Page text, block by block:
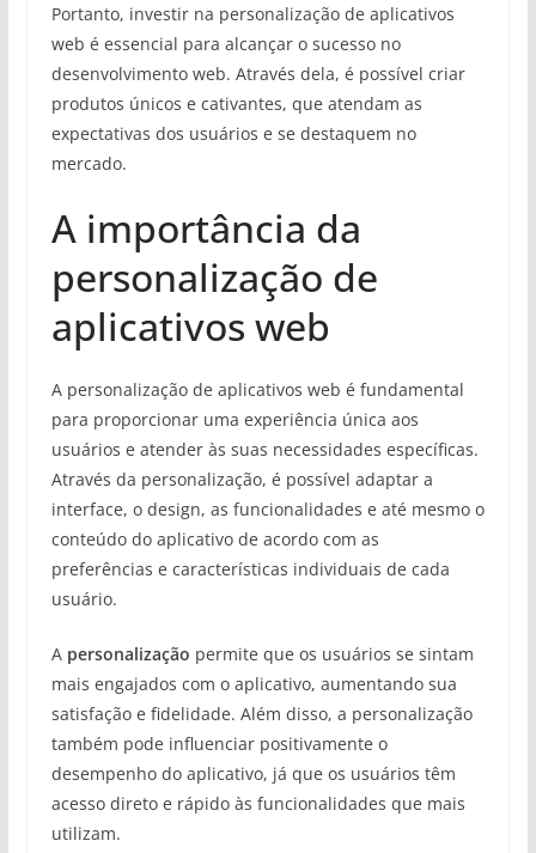
Portanto, investir na personalização de aplicativos
web é essencial para alcançar o sucesso no
desenvolvimento web. Através dela, é possível criar
produtos únicos e cativantes, que atendam as
expectativas dos usuários e se destaquem no
mercado.
A importância da
personalização de
aplicativos web
A personalização de aplicativos web é fundamental
para proporcionar uma experiência única aos
usuários e atender às suas necessidades específicas.
Através da personalização, é possível adaptar a
interface, o design, as funcionalidades e até mesmo o
conteúdo do aplicativo de acordo com as
preferências e características individuais de cada
usuário.
A personalização permite que os usuários se sintam
mais engajados com o aplicativo, aumentando sua
satisfação e fidelidade. Além disso, a personalização
também pode influenciar positivamente o
desempenho do aplicativo, já que os usuários têm
acesso direto e rápido às funcionalidades que mais
utilizam.